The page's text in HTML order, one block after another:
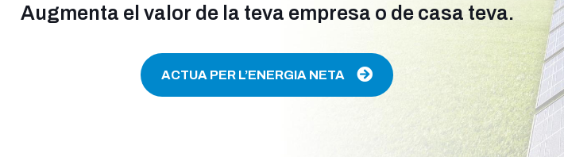
Augmenta el valor de la teva empresa o de casa teva.
ACTUA PER L’ENERGIA NETA